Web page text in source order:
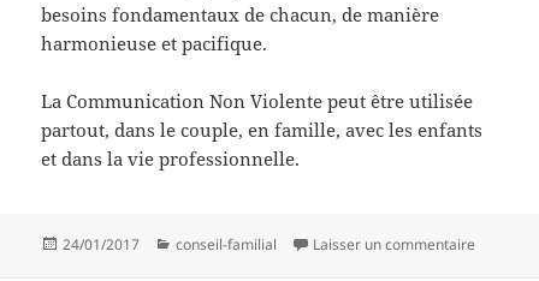
besoins fondamentaux de chacun, de manière
harmonieuse et pacifique.
La Communication Non Violente peut être utilisée
partout, dans le couple, en famille, avec les enfants
et dans la vie professionnelle.
Publié
24/01/2017 Catégories
conseil-familial Laisser un commentaire